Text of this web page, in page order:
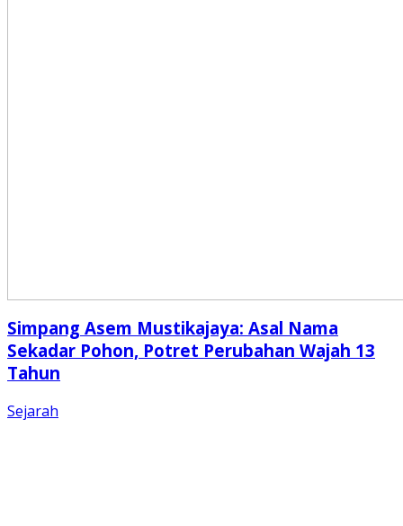
Simpang Asem Mustikajaya: Asal Nama
Sekadar Pohon, Potret Perubahan Wajah 13
Tahun
Sejarah